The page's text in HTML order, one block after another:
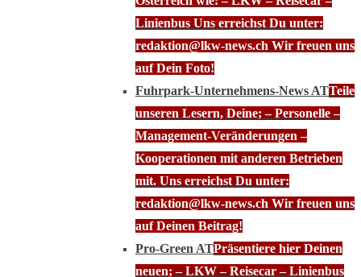
Linienbus Uns erreichst Du unter:
redaktion@lkw-news.ch Wir freuen uns
auf Dein Foto!
Fuhrpark-Unternehmens-News ATTeile
unseren Lesern, Deine; – Personelle –
Management-Veränderungen –
Kooperationen mit anderen Betrieben
mit. Uns erreichst Du unter:
redaktion@lkw-news.ch Wir freuen uns
auf Deinen Beitrag!
Pro-Green ATPräsentiere hier Deinen
neuen; – LKW – Reisecar – Linienbus